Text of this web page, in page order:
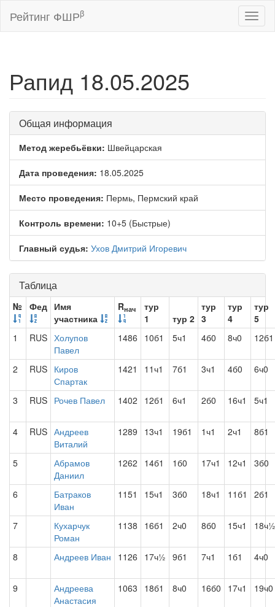
Рейтинг ФШРβ
Рапид 18.05.2025
Общая информация
Метод жеребьёвки: Швейцарская
Дата проведения: 18.05.2025
Место проведения: Пермь, Пермский край
Контроль времени: 10+5 (Быстрые)
Главный судья: Ухов Дмитрий Игоревич
Таблица
№ Фед Имя
участника
Rнач
тур
1
тур 2
тур
3
тур
4
тур
5
1
RUS Холупов
Павел
1486 10б1 5ч1 4б0 8ч0 12б1
2 RUS Киров
Спартак
1421 11ч1 7б1 3ч1 4б0 6ч0
3 RUS Рочев Павел 1402 12б1 6ч1 2б0 16ч1 5ч1
4 RUS Андреев
Виталий
1289 13ч1 19б1 1ч1 2ч1 8б1
5
Абрамов
Даниил
1262 14б1 1б0 17ч1 12ч1 3б0
6
Батраков
Иван
1151 15ч1 3б0 18ч1 11б1 2б1
7
Кухарчук
Роман
1138 16б1 2ч0 8б0 15ч1 18ч½
8 Андреев Иван 1126 17ч½ 9б1 7ч1 1б1 4ч0
9
Андреева
Анастасия
1063 18б1 8ч0 16б0 17ч1 19ч0